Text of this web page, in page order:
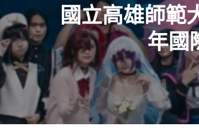
國立高雄師範
年國